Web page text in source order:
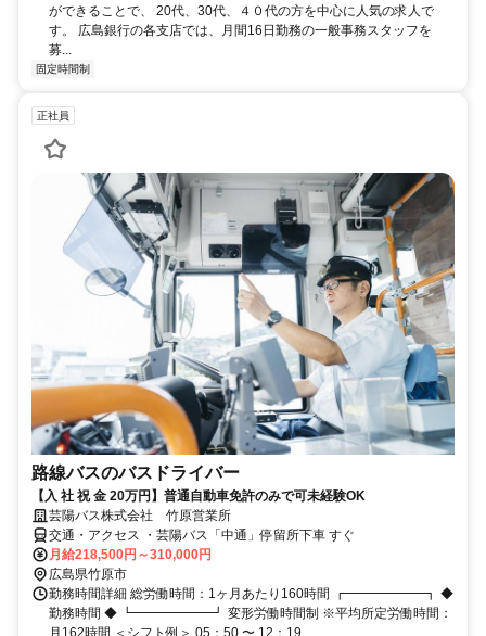
ができることで、 20代、30代、４０代の方を中心に人気の求人で
す。 広島銀行の各支店では、月間16日勤務の一般事務スタッフを
募...
固定時間制
正社員
路線バスのバスドライバー
【入 社 祝 金 20万円】普通自動車免許のみで可未経験OK
芸陽バス株式会社 竹原営業所
交通・アクセス ・芸陽バス「中通」停留所下車 すぐ
月給218,500円～310,000円
広島県竹原市
勤務時間詳細 総労働時間：1ヶ月あたり160時間 ┏━━━━━━┓ ◆
勤務時間 ◆ ┗━━━━━━┛ 変形労働時間制 ※平均所定労働時間：
月162時間 ＜シフト例＞ 05：50 〜 12：19 ...